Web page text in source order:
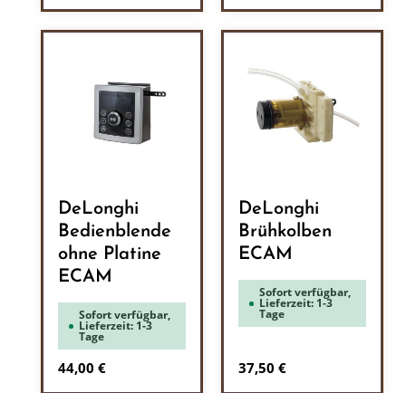
DeLonghi
Bedienblende
ohne Platine
ECAM
Sofort verfügbar,
Lieferzeit: 1-3
Tage
Regulärer Preis:
44,00 €
DeLonghi
Brühkolben
ECAM
Sofort verfügbar,
Lieferzeit: 1-3
Tage
Regulärer Preis:
37,50 €